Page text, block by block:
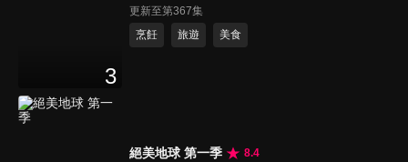
3
更新至第367集
烹飪
旅遊 美食
絕美地球 第一季 8.4